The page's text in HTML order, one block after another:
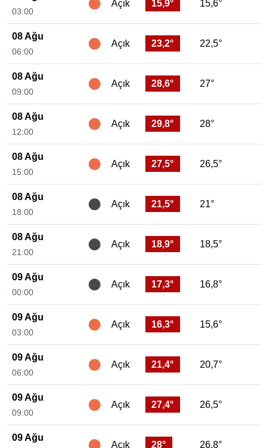
03:00
Açık 15,9° 15,6°
08 Ağu
06:00
Açık 23,2° 22,5°
08 Ağu
09:00
Açık 28,6° 27°
08 Ağu
12:00
Açık 29,8° 28°
08 Ağu
15:00
Açık 27,5° 26,5°
08 Ağu
18:00
Açık 21,5° 21°
08 Ağu
21:00
Açık 18,9° 18,5°
09 Ağu
00:00
Açık 17,3° 16,8°
09 Ağu
03:00
Açık 16,3° 15,6°
09 Ağu
06:00
Açık 21,4° 20,7°
09 Ağu
09:00
Açık 27,4° 26,5°
09 Ağu
Açık 28° 26,8°